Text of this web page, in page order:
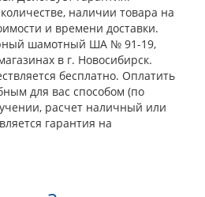
наличии товара на
и времени доставки.
шамотный ША № 91-19,
в г. Новосибирск.
бесплатно. Оплатить
для вас способом (по
расчет наличный или
гарантия на